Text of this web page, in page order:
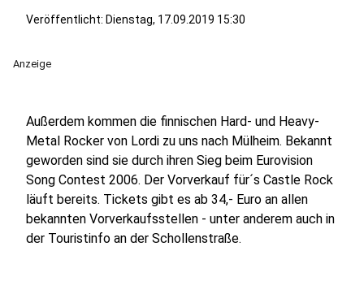
Veröffentlicht: Dienstag, 17.09.2019 15:30
Anzeige
Außerdem kommen die finnischen Hard- und Heavy-
Metal Rocker von Lordi zu uns nach Mülheim. Bekannt
geworden sind sie durch ihren Sieg beim Eurovision
Song Contest 2006. Der Vorverkauf für´s Castle Rock
läuft bereits. Tickets gibt es ab 34,- Euro an allen
bekannten Vorverkaufsstellen - unter anderem auch in
der Touristinfo an der Schollenstraße.